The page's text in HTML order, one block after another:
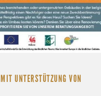
MIT UNTERSTÜTZUNG VON